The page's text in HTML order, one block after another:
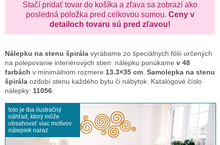
Stačí pridať tovar do košíka a zľava sa zobrazí ako
posledná položka pred celkovou sumou. Ceny v
detailoch tovaru sú pred zľavou!
Nálepku na stenu špirála vyrábame zo špeciálnych fólií určených
na polepovanie interiérových stien. nálepku ponúkame v 48
farbách v minimálnom rozmere 13.3×35 cm Samolepka na stenu
špirála ozdobí stenu každého bytu či nábytok. Katalógové číslo
nálepky: 11056
toto je iba ilustračný
náhľad, ktorý môže
obsahovať viac motívov
nálepiek naraz